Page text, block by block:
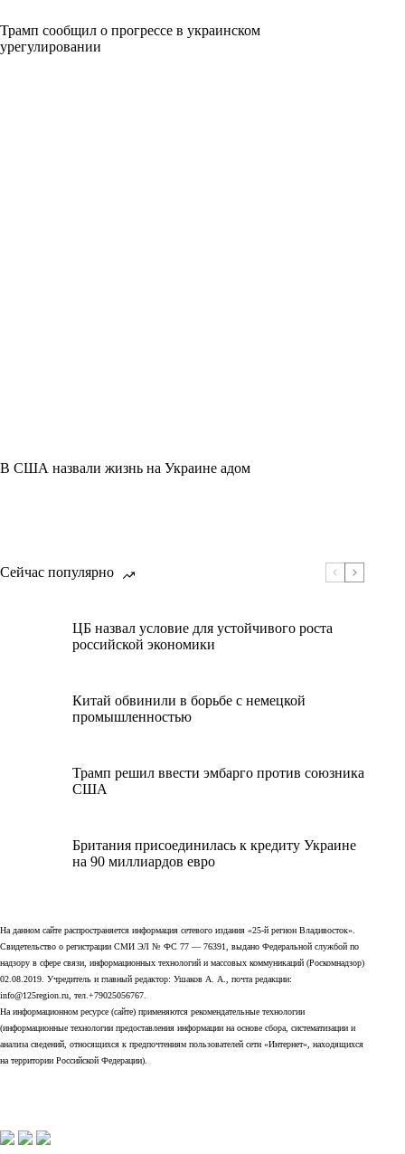
Трамп сообщил о прогрессе в украинском
урегулировании
В США назвали жизнь на Украине адом
Сейчас популярно
ЦБ назвал условие для устойчивого роста
российской экономики
Китай обвинили в борьбе с немецкой
промышленностью
Трамп решил ввести эмбарго против союзника
США
Британия присоединилась к кредиту Украине
на 90 миллиардов евро
На данном сайте распространяется информация сетевого издания «25-й регион Владивосток».
Свидетельство о регистрации СМИ ЭЛ № ФС 77 — 76391, выдано Федеральной службой по
надзору в сфере связи, информационных технологий и массовых коммуникаций (Роскомнадзор)
02.08.2019. Учредитель и главный редактор: Ушаков А. А., почта редакции:
info@125region.ru, тел.+79025056767.
На информационном ресурсе (сайте) применяются рекомендательные технологии
(информационные технологии предоставления информации на основе сбора, систематизации и
анализа сведений, относящихся к предпочтениям пользователей сети «Интернет», находящихся
на территории Российской Федерации).